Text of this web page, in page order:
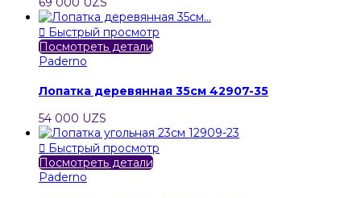
 Быстрый просмотр
Посмотреть детали
Paderno
Лопатка деревянная 35см 42907-35
54 000 UZS
 Быстрый просмотр
Посмотреть детали
Paderno